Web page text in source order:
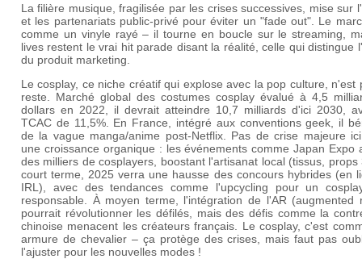
La filière musique, fragilisée par les crises successives, mise sur
et les partenariats public-privé pour éviter un "fade out". Le
comme un vinyle rayé – il tourne en boucle sur le streaming,
lives restent le vrai hit parade disant la réalité, celle qui distingue
du produit marketing.
Le cosplay, ce niche créatif qui explose avec la pop culture, n'est
reste. Marché global des costumes cosplay évalué à 4,5
dollars en 2022, il devrait atteindre 10,7 milliards d'ici 2030,
TCAC de 11,5%. En France, intégré aux conventions geek, il
de la vague manga/anime post-Netflix. Pas de crise majeure
une croissance organique : les événements comme Japan Expo
des milliers de cosplayers, boostant l'artisanat local (tissus, props
court terme, 2025 verra une hausse des concours hybrides (en
IRL), avec des tendances comme l'upcycling pour un
responsable. À moyen terme, l'intégration de l'AR (augmented
pourrait révolutionner les défilés, mais des défis comme la
chinoise menacent les créateurs français. Le cosplay, c'est
armure de chevalier – ça protège des crises, mais faut pas
l'ajuster pour les nouvelles modes !